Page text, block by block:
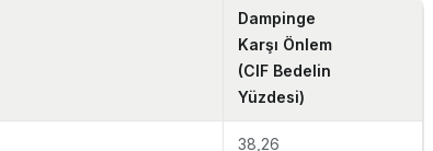
Dampinge
Karşı Önlem
(CIF Bedelin
Yüzdesi)
38,26